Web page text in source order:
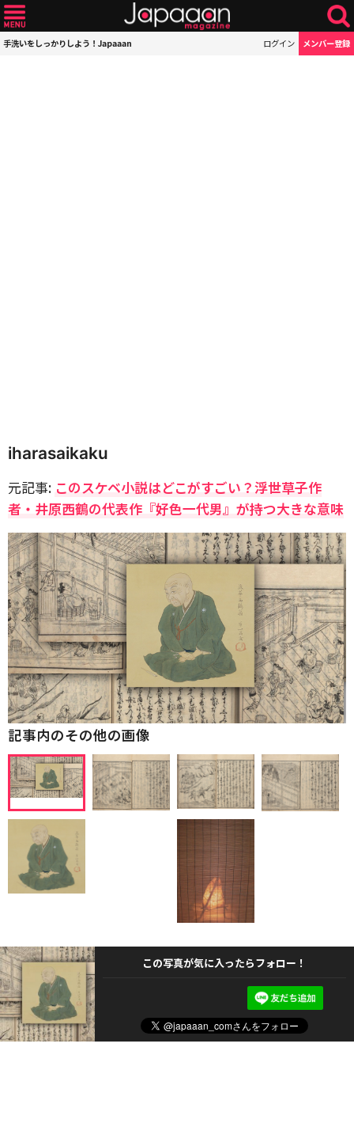
手洗いをしっかりしよう！Japaaan ログイン メンバー登録
iharasaikaku
元記事: このスケベ小説はどこがすごい？浮世草子作
者・井原西鶴の代表作『好色一代男』が持つ大きな意味
記事内のその他の画像
この写真が気に入ったらフォロー！